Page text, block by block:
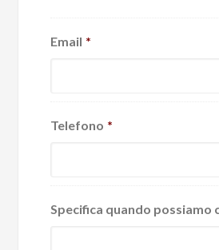
Email *
Telefono *
Specifica quando possiamo